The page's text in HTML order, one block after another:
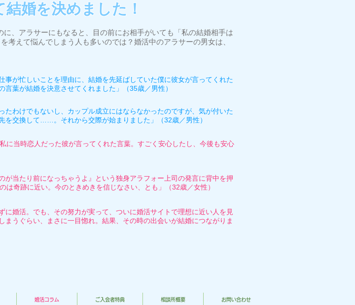
婚を決めました！
、アラサーにもなると、目の前にお相手がいても「私の結婚相手は
考えて悩んでしまう人も多いのでは？婚活中のアラサーの男女は、
事が忙しいことを理由に、結婚を先延ばしていた僕に彼女が言ってくれた
葉が結婚を決意させてくれました」（35歳／男性）
たわけでもないし、カップル成立にはならなかったのですが、気が付いた
を交換して……。それから交際が始まりました」（32歳／男性）
に当時恋人だった彼が言ってくれた言葉。すごく安心したし、今後も安心
が当たり前になっちゃうよ』という独身アラフォー上司の発言に背中を押
奇跡に近い。今のときめきを信じなさい、とも」（32歳／女性）
婚活。でも、その努力が実って、ついに婚活サイトで理想に近い人を見
うぐらい、まさに一目惚れ。結果、その時の出会いが結婚につながりま
婚活コラム ご入会者特典 相談所概要 お問い合わせ